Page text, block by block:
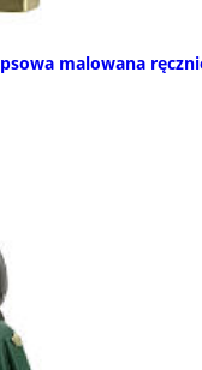
malowana